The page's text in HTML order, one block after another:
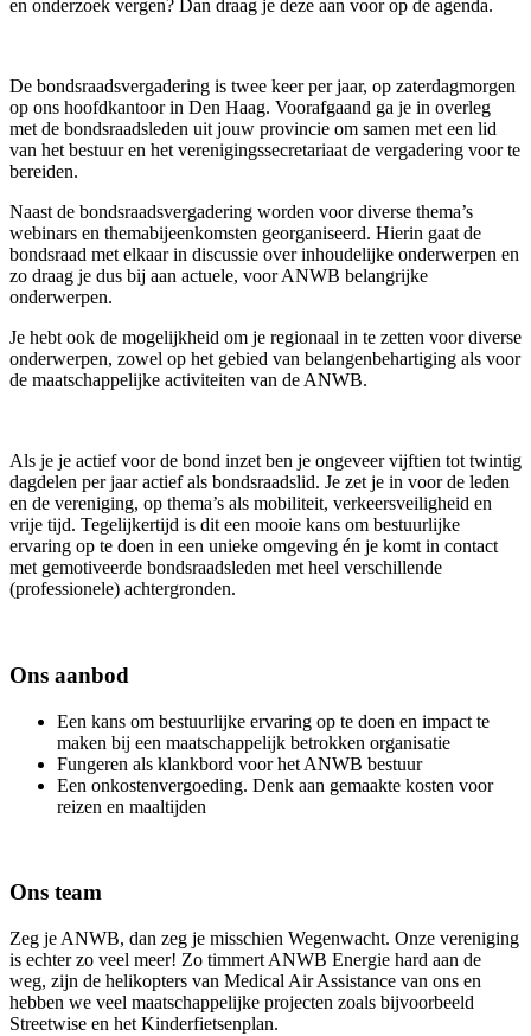
en onderzoek vergen? Dan draag je deze aan voor op de agenda.
De bondsraadsvergadering is twee keer per jaar, op zaterdagmorgen
op ons hoofdkantoor in Den Haag. Voorafgaand ga je in overleg
met de bondsraadsleden uit jouw provincie om samen met een lid
van het bestuur en het verenigingssecretariaat de vergadering voor te
bereiden.
Naast de bondsraadsvergadering worden voor diverse thema’s
webinars en themabijeenkomsten georganiseerd. Hierin gaat de
bondsraad met elkaar in discussie over inhoudelijke onderwerpen en
zo draag je dus bij aan actuele, voor ANWB belangrijke
onderwerpen.
Je hebt ook de mogelijkheid om je regionaal in te zetten voor diverse
onderwerpen, zowel op het gebied van belangenbehartiging als voor
de maatschappelijke activiteiten van de ANWB.
Als je je actief voor de bond inzet ben je ongeveer vijftien tot twintig
dagdelen per jaar actief als bondsraadslid. Je zet je in voor de leden
en de vereniging, op thema’s als mobiliteit, verkeersveiligheid en
vrije tijd. Tegelijkertijd is dit een mooie kans om bestuurlijke
ervaring op te doen in een unieke omgeving én je komt in contact
met gemotiveerde bondsraadsleden met heel verschillende
(professionele) achtergronden.
Ons aanbod
Een kans om bestuurlijke ervaring op te doen en impact te
maken bij een maatschappelijk betrokken organisatie
Fungeren als klankbord voor het ANWB bestuur
Een onkostenvergoeding. Denk aan gemaakte kosten voor
reizen en maaltijden
Ons team
Zeg je ANWB, dan zeg je misschien Wegenwacht. Onze vereniging
is echter zo veel meer! Zo timmert ANWB Energie hard aan de
weg, zijn de helikopters van Medical Air Assistance van ons en
hebben we veel maatschappelijke projecten zoals bijvoorbeeld
Streetwise en het Kinderfietsenplan.